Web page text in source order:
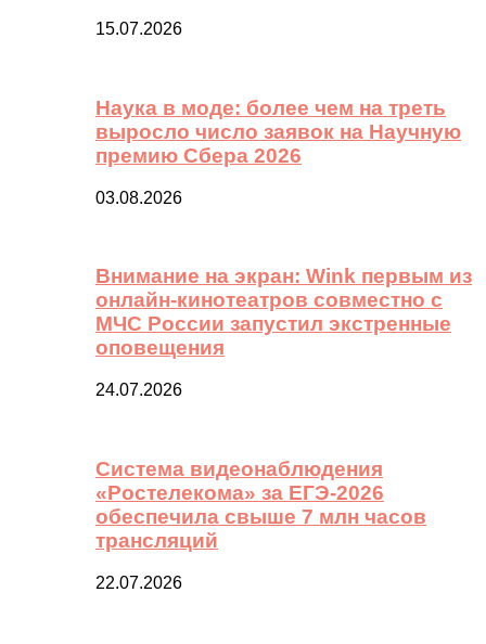
15.07.2026
Наука в моде: более чем на треть
выросло число заявок на Научную
премию Сбера 2026
03.08.2026
Внимание на экран: Wink первым из
онлайн-кинотеатров совместно с
МЧС России запустил экстренные
оповещения
24.07.2026
Система видеонаблюдения
«Ростелекома» за ЕГЭ-2026
обеспечила свыше 7 млн часов
трансляций
22.07.2026